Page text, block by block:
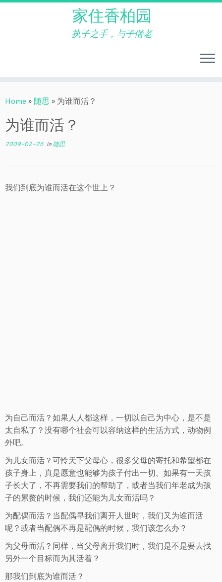
to
家住香柏园
执子之手，与子偕老
Home »随思 » 为谁而活？
为谁而活？
2009-02-26 in随思
我们到底为谁而活在这个世上？
为自己而活？如果人人都这样，一切以自己为中心，是不是
太自私了？没有哪个社会可以容纳这样的生活方式，动物例
外吧。
为儿女而活？可怜天下父母心，很多父母的寄托和希望都在
孩子身上，真是愿意也能够为孩子付出一切。如果有一天孩
子长大了，不再需要我们的帮助了，或者当我们年老成为孩
子的累赘的时候，我们还能为儿女而活吗？
为配偶而活？当配偶早我们离开人世时，我们又为谁而活
呢？或者当配偶不再是配偶的时候，我们该怎么办？
为父母而活？同样，当父母离开我们时，我们是不是要去找
另外一个目标而为其活着？
那我们到底为谁而活？